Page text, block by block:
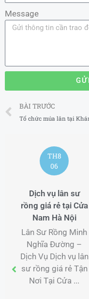
Message
Prev
BÀI TRƯỚC
Tổ chức múa lân tại
TH8
06
Dịch vụ lân sư
rồng giá rẻ tại Cửa
Nam Hà Nội
Lân Sư Rồng Minh
Nghĩa Đường –
Dịch Vụ Dịch vụ lân
sư rồng giá rẻ Tận
Nơi Tại Cửa ...